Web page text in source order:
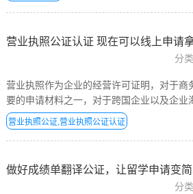
营业执照公证认证 现在可以线上申请
分
营业执照作为企业的经营许可证明，对于
要的申请材料之一，对于跨国企业以及企业
面，都是必不可少的公证文件。
营业执照公证,营业执照公证认证
做好成绩单翻译公证，让留学申请变
分